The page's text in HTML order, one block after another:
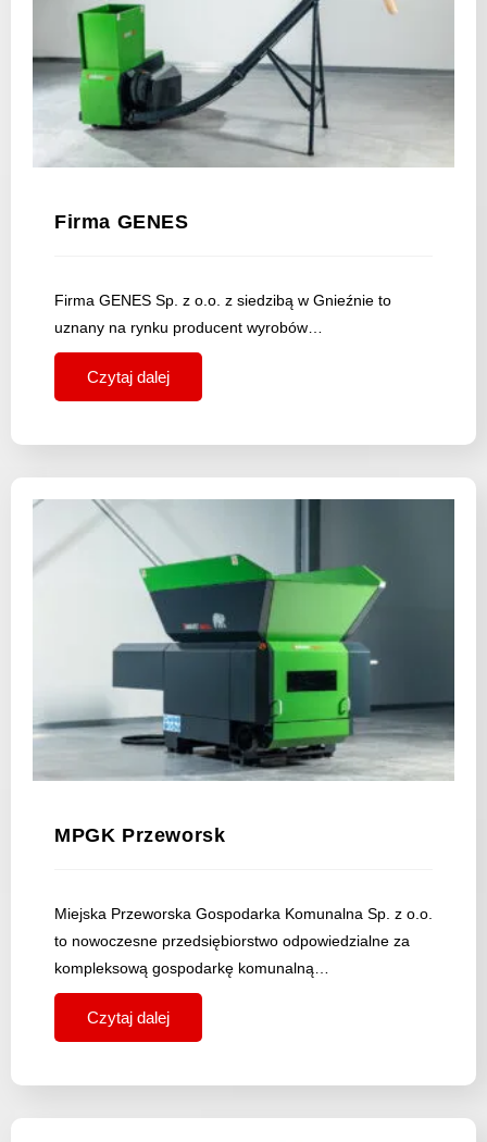
Firma GENES
Firma GENES Sp. z o.o. z siedzibą w Gnieźnie to
uznany na rynku producent wyrobów…
Czytaj dalej
MPGK Przeworsk
Miejska Przeworska Gospodarka Komunalna Sp. z o.o.
to nowoczesne przedsiębiorstwo odpowiedzialne za
kompleksową gospodarkę komunalną…
Czytaj dalej